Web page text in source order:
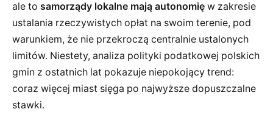
ale to samorządy lokalne mają autonomię w zakresie
ustalania rzeczywistych opłat na swoim terenie, pod
warunkiem, że nie przekroczą centralnie ustalonych
limitów. Niestety, analiza polityki podatkowej polskich
gmin z ostatnich lat pokazuje niepokojący trend:
coraz więcej miast sięga po najwyższe dopuszczalne
stawki.